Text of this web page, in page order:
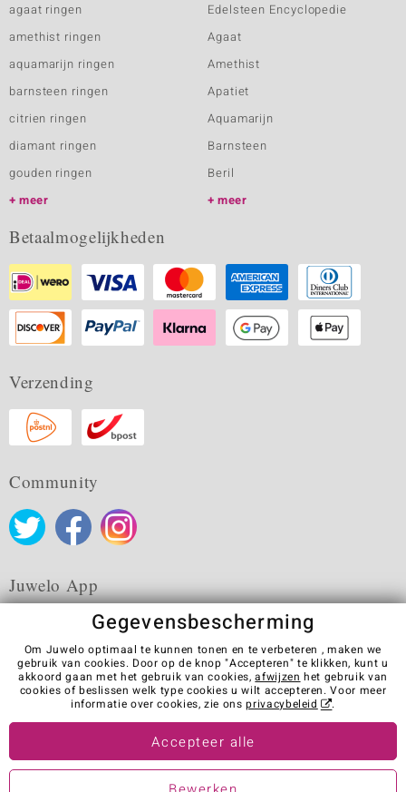
agaat ringen
amethist ringen
aquamarijn ringen
barnsteen ringen
citrien ringen
diamant ringen
gouden ringen
meer
Edelsteen Encyclopedie
Agaat
Amethist
Apatiet
Aquamarijn
Barnsteen
Beril
meer
Betaalmogelijkheden
Verzending
Community
Juwelo App
Algemene verkoopvoorwaarden Privacybeleid
Cookies
Colofon
Contact
Contract herroepen
Visit our stores in other countries:
Gegevensbescherming
Om Juwelo optimaal te kunnen tonen en te verbeteren , maken we
gebruik van cookies. Door op de knop "Accepteren" te klikken, kunt u
akkoord gaan met het gebruik van cookies,afwijzen het gebruik van
cookies of beslissen welk type cookies u wilt accepteren. Voor meer
informatie over cookies, zie onsprivacybeleid .
Accepteer alle